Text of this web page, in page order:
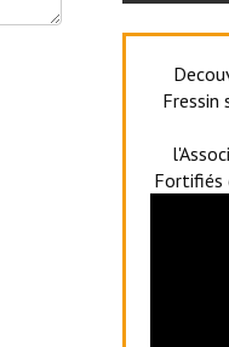
Fressin
Fortifiés